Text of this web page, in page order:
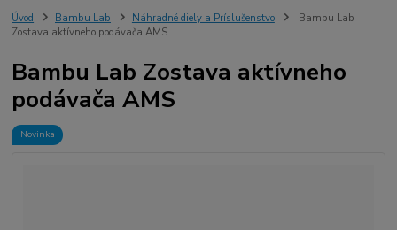
Úvod Bambu Lab Náhradné diely a Príslušenstvo
Bambu Lab
Zostava aktívneho podávača AMS
Bambu Lab Zostava aktívneho
podávača AMS
Novinka